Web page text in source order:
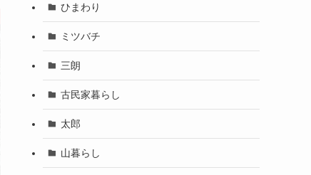
ひまわり
ミツバチ
三朗
古民家暮らし
太郎
山暮らし